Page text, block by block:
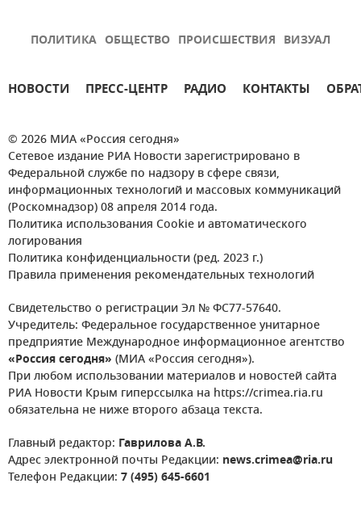
ПОЛИТИКА ОБЩЕСТВО ПРОИСШЕСТВИЯ ВИЗУАЛ
НОВОСТИ ПРЕСС-ЦЕНТР РАДИО КОНТАКТЫ
© 2026 МИА «Россия сегодня»
Сетевое издание РИА Новости зарегистрировано в
Федеральной службе по надзору в сфере связи,
информационных технологий и массовых коммуникаций
(Роскомнадзор) 08 апреля 2014 года.
Политика использования Cookie и автоматического
логирования
Политика конфиденциальности (ред. 2023 г.)
Правила применения рекомендательных технологий
Свидетельство о регистрации Эл № ФС77-57640.
Учредитель: Федеральное государственное унитарное
предприятие Международное информационное агентство
«Россия сегодня» (МИА «Россия сегодня»).
При любом использовании материалов и новостей сайта
РИА Новости Крым гиперссылка на https://crimea.ria.ru
обязательна не ниже второго абзаца текста.
Главный редактор: Гаврилова А.В.
Адрес электронной почты Редакции: news.crimea@ria.ru
Телефон Редакции: 7 (495) 645-6601